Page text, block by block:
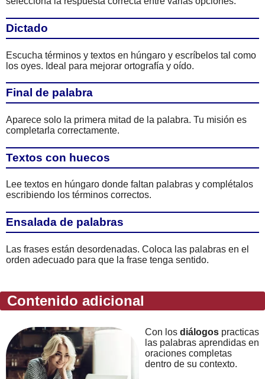
Dictado
Escucha términos y textos en húngaro y escríbelos tal como
los oyes. Ideal para mejorar ortografía y oído.
Final de palabra
Aparece solo la primera mitad de la palabra. Tu misión es
completarla correctamente.
Textos con huecos
Lee textos en húngaro donde faltan palabras y complétalos
escribiendo los términos correctos.
Ensalada de palabras
Las frases están desordenadas. Coloca las palabras en el
orden adecuado para que la frase tenga sentido.
Contenido adicional
Con los diálogos practicas
las palabras aprendidas en
oraciones completas
dentro de su contexto.